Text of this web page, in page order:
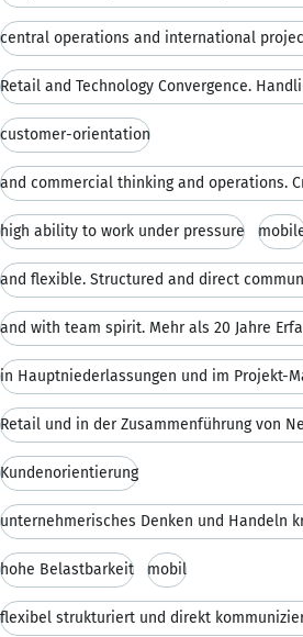
central operations and international
customer-orientation
and commercial thinking and operations.
high ability to work under pressure
and flexible. Structured and direct
and with team spirit. Mehr als 20 Jahre
Kundenorientierung
hohe Belastbarkeit mobil
flexibel strukturiert und direkt